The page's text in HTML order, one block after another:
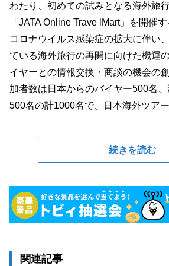
わたり、初めての試みとなる海外旅
「JATA Online Trave lMart」を開催
コロナウイルス感染症の拡大に伴い
ている海外旅行の再開に向けた機運
イヤーとの情報交換・商談の機会の
加者数は日本からのバイヤー500名
500名の計1000名で、日本海外ツア
続きを読む
関連記事